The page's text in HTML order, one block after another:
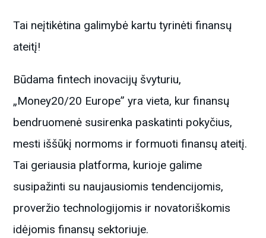
Tai neįtikėtina galimybė kartu tyrinėti finansų
ateitį!
Būdama fintech inovacijų švyturiu,
„Money20/20 Europe” yra vieta, kur finansų
bendruomenė susirenka paskatinti pokyčius,
mesti iššūkį normoms ir formuoti finansų ateitį.
Tai geriausia platforma, kurioje galime
susipažinti su naujausiomis tendencijomis,
proveržio technologijomis ir novatoriškomis
idėjomis finansų sektoriuje.